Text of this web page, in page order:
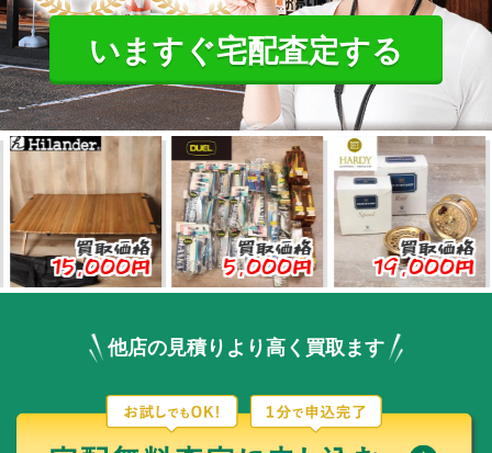
いますぐ宅配査定する
買取価格
円
買取価格
5,000円
買取価格
19,000円
他店の見積りより高く買取ます